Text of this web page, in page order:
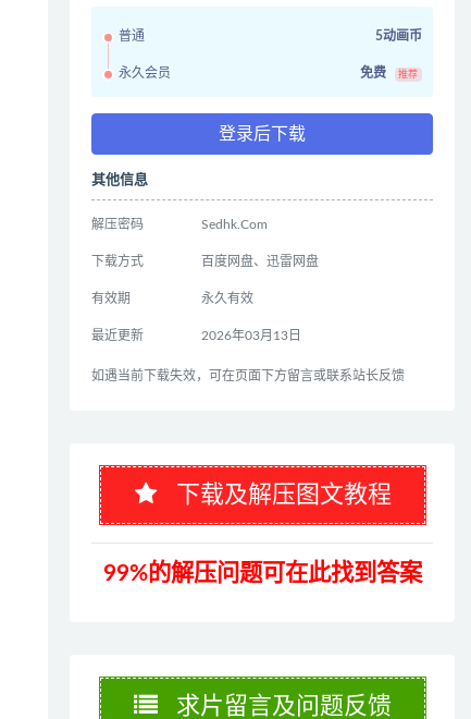
普通 5动画币
永久会员 免费 推荐
登录后下载
其他信息
解压密码 Sedhk.Com
下载方式 百度网盘、迅雷网盘
有效期 永久有效
最近更新 2026年03月13日
如遇当前下载失效，可在页面下方留言或联系站长反馈
下载及解压图文教程
99%的解压问题可在此找到答案
求片留言及问题反馈